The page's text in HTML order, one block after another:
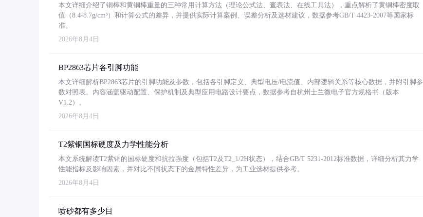
本文详细介绍了铜棒和黄铜棒重量的三种常用计算方法（理论公式法、查表法、在线工具法），重点解析了黄铜棒密度取
值（8.4-8.7g/cm³）和计算公式的差异，并提供实际计算案例、误差分析及选材建议，数据参考GB/T 4423-2007等国家标
准。
2026年8月4日
BP2863芯片各引脚功能
本文详细解析BP2863芯片的引脚功能及参数，包括各引脚定义、典型电压/电流值、内部逻辑关系等核心数据，并附引脚参
数对照表。内容涵盖驱动配置、保护机制及典型应用电路设计要点，数据参考自杭州士兰微电子官方规格书（版本
V1.2）。
2026年8月4日
T2紫铜国标硬度及力学性能分析
本文系统解读T2紫铜的国标硬度和抗拉强度（包括T2及T2_1/2H状态），结合GB/T 5231-2012标准数据，详细分析其力学
性能指标及影响因素，并对比不同状态下的金属特性差异，为工业选材提供参考。
2026年8月4日
喷砂都有多少目